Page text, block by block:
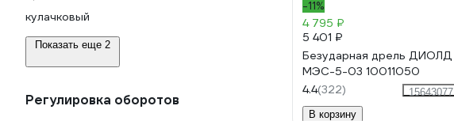
кулачковый
Показать еще 2
Регулировка оборотов
-11%
4 795 ₽
5 401 ₽
Безударная дрель ДИОЛД
МЭС-5-03 10011050
4.4(322)
15643077
В корзину